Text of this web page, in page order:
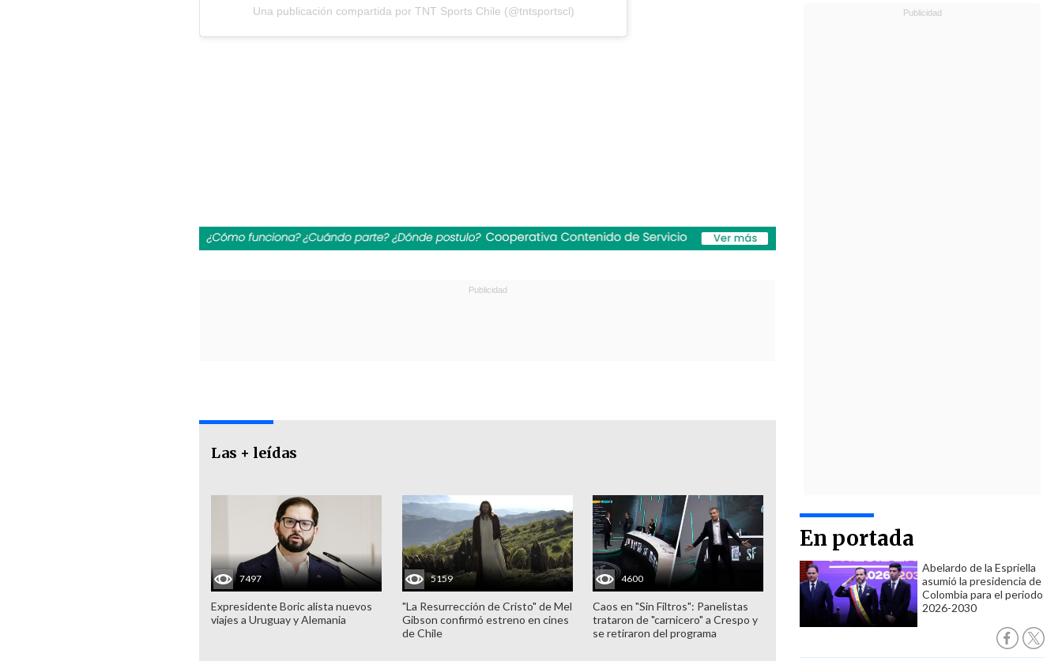
En portada
Abelardo de la Espriella
asumió la presidencia de
Colombia para el periodo
2026-2030
Una publicación compartida por TNT Sports Chile (@tntsportscl)
Las + leídas
7497
Expresidente Boric alista nuevos
viajes a Uruguay y Alemania
5159
"La Resurrección de Cristo" de Mel
Gibson confirmó estreno en cines
de Chile
4600
Caos en "Sin Filtros": Panelistas
trataron de "carnicero" a Crespo y
se retiraron del programa